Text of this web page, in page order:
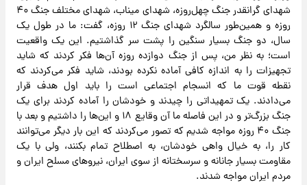
شهدای گرانقدر جنگ چهل‌روزه، شهدای میناب، شهدای مختلف جنگ ۴۰
روزه و همین‌طور سالگرد شهدای جنگ ۱۲ روزه، گفت: ما در طول یک
سال، دو جنگ بسیار سنگین را پشت سر گذاشتیم. این یک واقعیت
است؛ به نظر من، پس از جنگ دوازده روزه آن‌ها فکر کردند که شاید
تجهیزات را به اندازه کافی آماده نکرده بودند، شاید فکر می‌کردند که
نقطه قوت ما که انسجام اجتماعی است را باید اول هدف قرار
می‌دادند. یک تمهیداتی را چیدند و خودشان را آماده کردند برای یک
جنگ بزرگ‌تر و در این فاصله ما آن وقایع ۱۸ و این‌ها را داشتیم و بعد با
جنگ ۴۰ روزه مواجه شدیم که تصور می‌کردند که این بار دیگر می‌توانند
کار را، به خیال واهی خودشان، به اصطلاح تمام بکنند، ولی با یک
مقاومت بسیار جانانه و سرسختانه از سوی ایران، نیروهای مسلح ایران و
مردم ایران مواجه شدند.